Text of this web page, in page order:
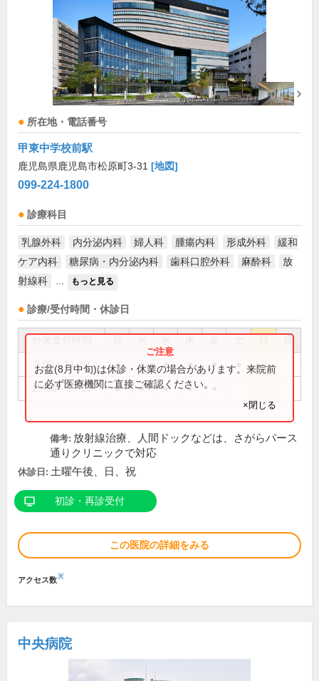
所在地・電話番号
甲東中学校前駅
鹿児島県鹿児島市松原町3-31 [地図]
099-224-1800
診療科目
乳腺外科 内分泌内科 婦人科 腫瘍内科 形成外科
緩和
ケア内科
糖尿病・内分泌内科 歯科口腔外科 麻酔科
放
射線科
もっと見る
診療/受付時間・休診日
祝
8:00～11:30 ● ● ● ● ●
13:30～17:00 ● ● ● ●
お盆(8月中旬)は休診・休業の場合があります。来院前
に必ず医療機関に直接ご確認ください。
×閉じる
備考: 放射線治療、人間ドックなどは、さがらパース
通りクリニックで対応
休診日: 土曜午後、日、祝
初診・再診受付
この医院の詳細をみる
アクセス数※
中央病院